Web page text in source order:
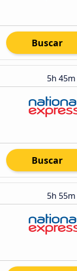
Buscar
5h 45m
Buscar
5h 55m